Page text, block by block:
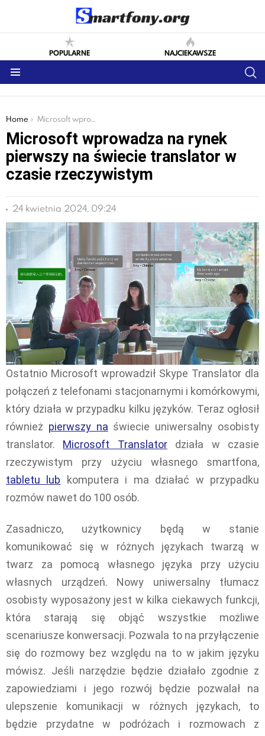
POPULARNE NAJCIEKAWSZE
You are here:
Home Microsoft wprowadza na rynek pierwszy na świecie translator w czasie rzeczywistym
Microsoft wprowadza na rynek
pierwszy na świecie translator w
czasie rzeczywistym
24 kwietnia 2024, 09:24
Ostatnio Microsoft wprowadził Skype Translator dla
połączeń z telefonami stacjonarnymi i komórkowymi,
który działa w przypadku kilku języków. Teraz ogłosił
również pierwszy na świecie uniwersalny osobisty
translator. Microsoft Translatordziała w czasie
rzeczywistym przy użyciu własnego smartfona,
tabletu lub komputera i ma działać w przypadku
rozmów nawet do 100 osób.
Zasadniczo, użytkownicy będą w stanie
komunikować się w różnych językach twarzą w
twarz za pomocą własnego języka przy użyciu
własnych urządzeń. Nowy uniwersalny tłumacz
osobisty wyposażony jest w kilka ciekawych funkcji,
która starają się objąć wszystkie możliwe
scenariusze konwersacji. Pozwala to na przyłączenie
się do rozmowy bez względu na to w jakim języku
mówisz. Jeśli narzędzie będzie działało zgodnie z
zapowiedziami i jego rozwój będzie pozwalał na
ulepszenie komunikacji w różnych językach, to
będzie przydatne w podróżach i rozmowach z